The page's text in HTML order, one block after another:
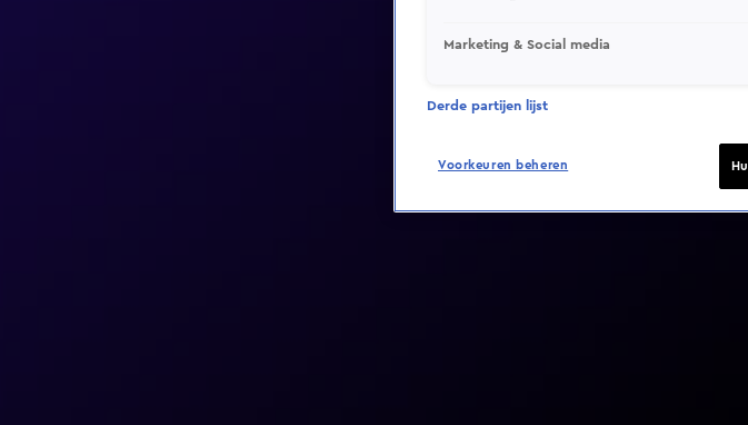
Video helaas
Marketing & Social media
Derde partijen lijst
Voorkeuren beheren